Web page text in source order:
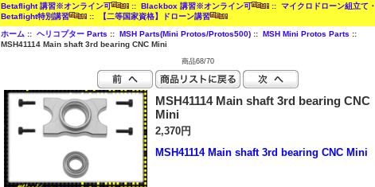
Betaflight 講習※オンライン可 ::Blackbox 講習※オンライン可 ::マイクロドローン組立て・
Betaflight特別講習
:: 【二等国家資格】ドローン講習
ホーム ::ヘリコプター Parts ::MSH Parts(Mini Protos/Protos500) ::MSH Mini Protos Parts ::
MSH41114 Main shaft 3rd bearing CNC Mini
商品68/70
MSH41114 Main shaft 3rd bearing CNC
Mini
2,370円
MSH41114 Main shaft 3rd bearing CNC Mini